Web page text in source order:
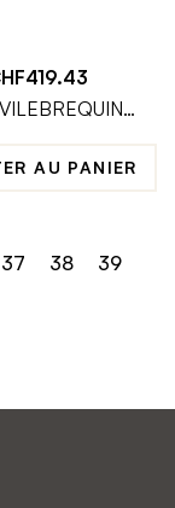
419.43
AU PANIER
37 38 39